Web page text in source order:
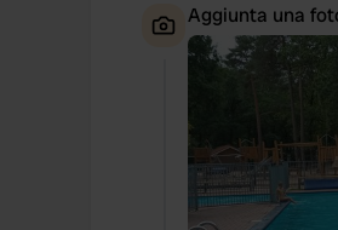
Aggiunta una